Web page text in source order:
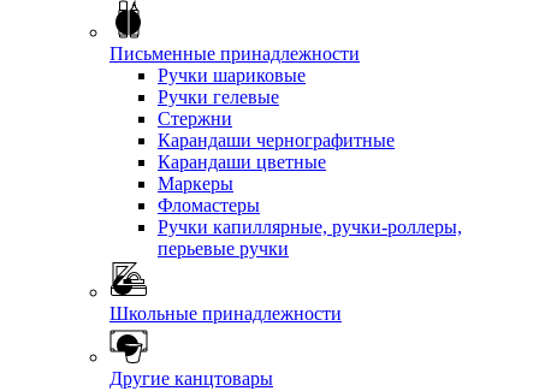
Письменные принадлежности
Ручки шариковые
Ручки гелевые
Стержни
Карандаши чернографитные
Карандаши цветные
Маркеры
Фломастеры
Ручки капиллярные, ручки-роллеры,
перьевые ручки
Школьные принадлежности
Другие канцтовары